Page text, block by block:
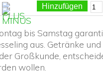
Hinzufügen
bis Samstag
aus. Getränke und
Großkunde ,
wollen.